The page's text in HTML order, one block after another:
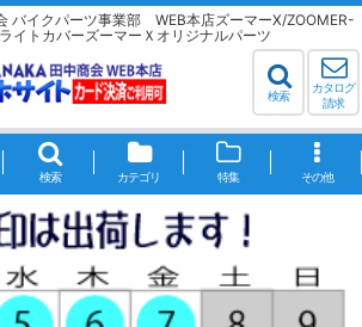
バイクパーツ事業部 WEB本店ズーマーX/ZOOMER-
イトカバーズーマーＸオリジナルパーツ
検索
カタログ
請求
検索 カテゴリ 特集 その他